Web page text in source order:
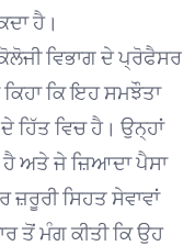
ਹੈ।
ਵਿਭਾਗ ਦੇ ਪ੍ਰੋਫੈਸਰ
ਕਿ ਇਹ ਸਮਝੌਤਾ
ਹਿੱਤ ਵਿਚ ਹੈ। ਉਨ੍ਹਾਂ
ਹੈ ਅਤੇ ਜੇ ਜ਼ਿਆਦਾ ਪੈਸਾ
ਸਿਹਤ ਸੇਵਾਵਾਂ
ਤੋਂ ਮੰਗ ਕੀਤੀ ਕਿ ਉਹ